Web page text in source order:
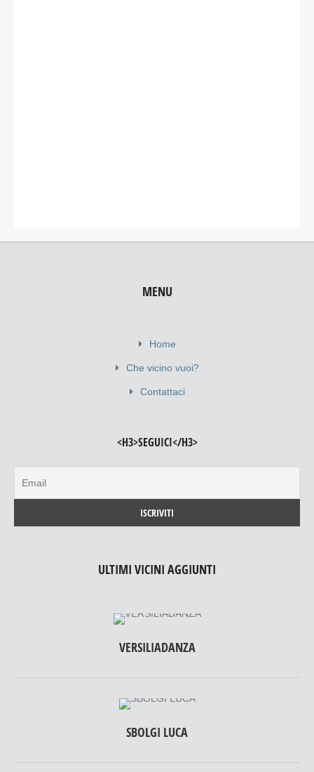
MENU
Home
Che vicino vuoi?
Contattaci
<H3>SEGUICI</H3>
ULTIMI VICINI AGGIUNTI
VERSILIADANZA
SBOLGI LUCA